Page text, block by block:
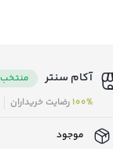
آکام سنتر
منتخب
100%رضایت خریداران
موجود